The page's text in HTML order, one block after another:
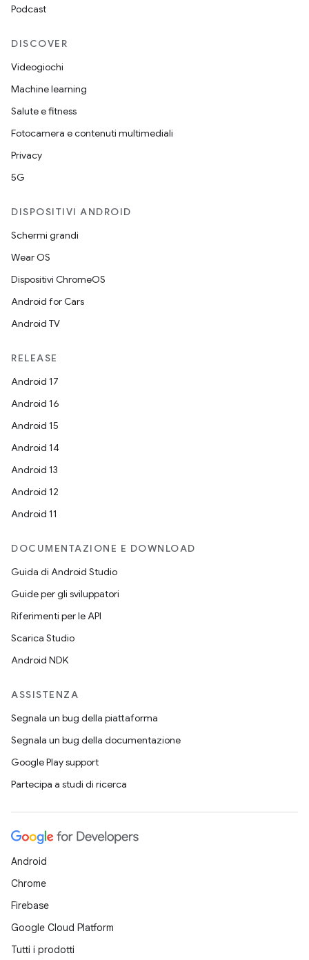
Podcast
DISCOVER
Videogiochi
Machine learning
Salute e fitness
Fotocamera e contenuti multimediali
Privacy
5G
DISPOSITIVI ANDROID
Schermi grandi
Wear OS
Dispositivi ChromeOS
Android for Cars
Android TV
RELEASE
Android 17
Android 16
Android 15
Android 14
Android 13
Android 12
Android 11
DOCUMENTAZIONE E DOWNLOAD
Guida di Android Studio
Guide per gli sviluppatori
Riferimenti per le API
Scarica Studio
Android NDK
ASSISTENZA
Segnala un bug della piattaforma
Segnala un bug della documentazione
Google Play support
Partecipa a studi di ricerca
Android
Chrome
Firebase
Google Cloud Platform
Tutti i prodotti